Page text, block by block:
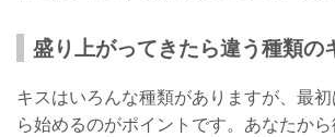
盛り上がってきたら違う種類の
キスはいろんな種類がありますが、最
ら始めるのがポイントです。あなたか